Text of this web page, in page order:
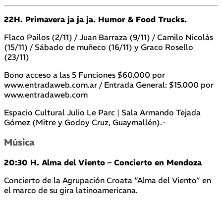
22H. Primavera ja ja ja. Humor & Food Trucks.
Flaco Pailos (2/11) / Juan Barraza (9/11) / Camilo Nicolás
(15/11) / Sábado de muñeco (16/11) y Graco Rosello
(23/11)
Bono acceso a las 5 Funciones $60.000 por
www.entradaweb.com.ar / Entrada General: $15.000 por
www.entradaweb.com
Espacio Cultural Julio Le Parc | Sala Armando Tejada
Gómez (Mitre y Godoy Cruz, Guaymallén).-
Música
20:30 H. Alma del Viento – Concierto en Mendoza
Concierto de la Agrupación Croata “Alma del Viento” en
el marco de su gira latinoamericana.